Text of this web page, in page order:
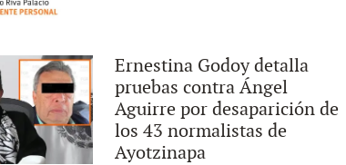
Ernestina Godoy detalla
pruebas contra Ángel
Aguirre por desaparición de
los 43 normalistas de
Ayotzinapa